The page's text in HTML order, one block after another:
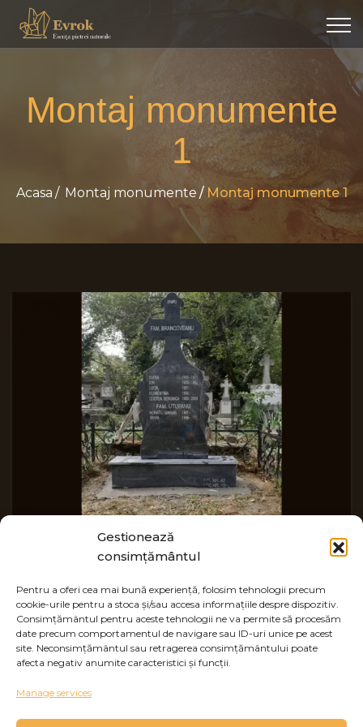
Gestionează
consimțământul
Pentru a oferi cea mai bună experiență, folosim tehnologii precum
cookie-urile pentru a stoca și/sau accesa informațiile despre dispozitiv.
Consimțământul pentru aceste tehnologii ne va permite să procesăm
date precum comportamentul de navigare sau ID-uri unice pe acest
site. Neconsimțământul sau retragerea consimțământului poate
afecta negativ anumite caracteristici și funcții.
Manage services
Montaj monumente
1
Acasa Montaj monumente Montaj monumente 1
Montaj monumente